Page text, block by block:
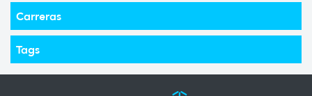
Carreras
Tags